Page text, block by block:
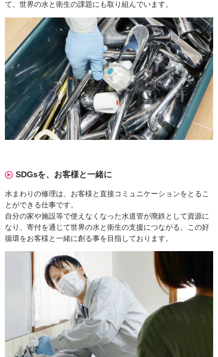
て、世界の水と衛生の課題にも取り組んでいます。
SDGsを、お客様と一緒に
水まわりの修理は、お客様と直接コミュニケーションをとるこ
とができる仕事です。
自分の家や施設等で使えなくなった水道管が廃鉄として資源に
なり、寄付を通じて世界の水と衛生の支援につながる。この好
循環をお客様と一緒に創る事を目指しております。